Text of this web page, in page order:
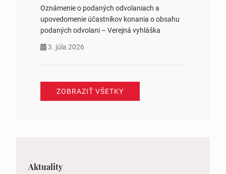
Oznámenie o podaných odvolaniach a
upovedomenie účastníkov konania o obsahu
podaných odvolani – Verejná vyhláška
3. júla 2026
ZOBRAZIŤ VŠETKY
Aktuality